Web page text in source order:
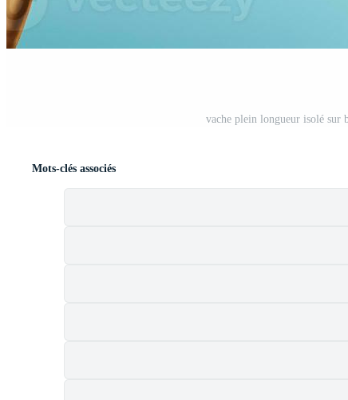
vache plein longueur isolé sur
Mots-clés associés